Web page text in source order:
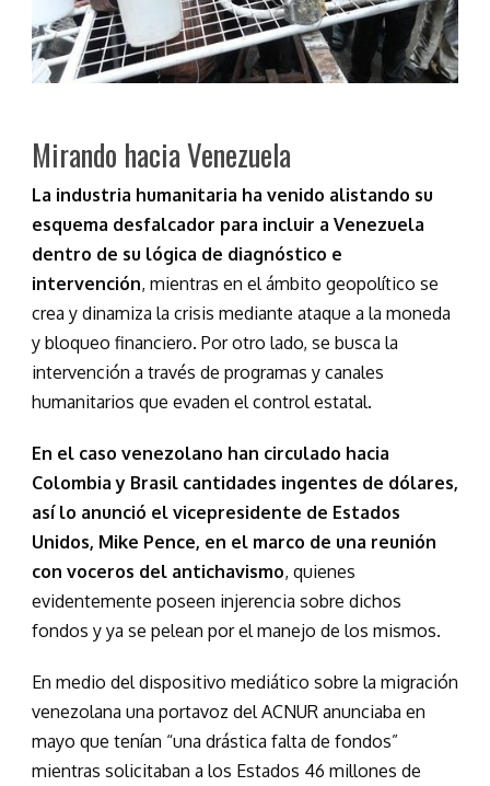
Mirando hacia Venezuela
La industria humanitaria ha venido alistando su
esquema desfalcador para incluir a Venezuela
dentro de su lógica de diagnóstico e
intervención, mientras en el ámbito geopolítico se
crea y dinamiza la crisis mediante ataque a la moneda
y bloqueo financiero. Por otro lado, se busca la
intervención a través de programas y canales
humanitarios que evaden el control estatal.
En el caso venezolano han circulado hacia
Colombia y Brasil cantidades ingentes de dólares,
así lo anunció el vicepresidente de Estados
Unidos, Mike Pence, en el marco de una reunión
con voceros del antichavismo, quienes
evidentemente poseen injerencia sobre dichos
fondos y ya se pelean por el manejo de los mismos.
En medio del dispositivo mediático sobre la migración
venezolana una portavoz del ACNUR anunciaba en
mayo que tenían “una drástica falta de fondos”
mientras solicitaban a los Estados 46 millones de